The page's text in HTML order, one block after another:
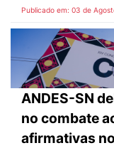
Publicado em: 03 de
ANDES-SN
no combate
afirmativas